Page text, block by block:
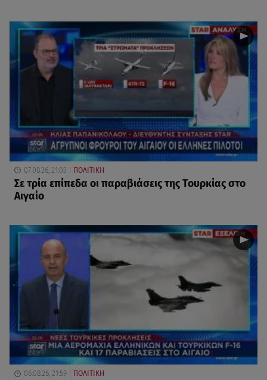
07.08.26, 21:03 ΠΟΛΙΤΙΚΗ
Σε τρία επίπεδα οι παραβιάσεις της Τουρκίας στο
Αιγαίο
06.08.26, 21:59 ΠΟΛΙΤΙΚΗ